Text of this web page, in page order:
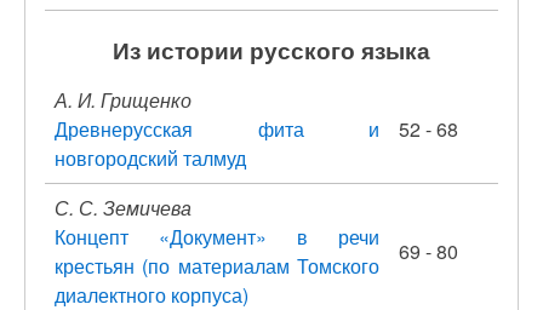
Из истории русского языка
А. И. Грищенко
Древнерусская фита и
новгородский талмуд
52 - 68
С. С. Земичева
Концепт «Документ» в речи
крестьян (по материалам Томского
диалектного корпуса)
69 - 80